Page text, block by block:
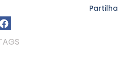
Partilha